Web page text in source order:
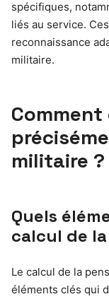
spécifiques,
liés au service.
reconnaissance
militaire.
militaire ?
Quels
calcul de
Le calcul de la
éléments clés qui